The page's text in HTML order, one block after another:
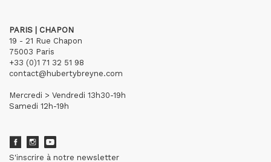
PARIS | CHAPON
19 - 21 Rue Chapon
75003 Paris
+33 (0)1 71 32 51 98
contact@hubertybreyne.com
Mercredi > Vendredi 13h30-19h
Samedi 12h-19h
S'inscrire à notre newsletter